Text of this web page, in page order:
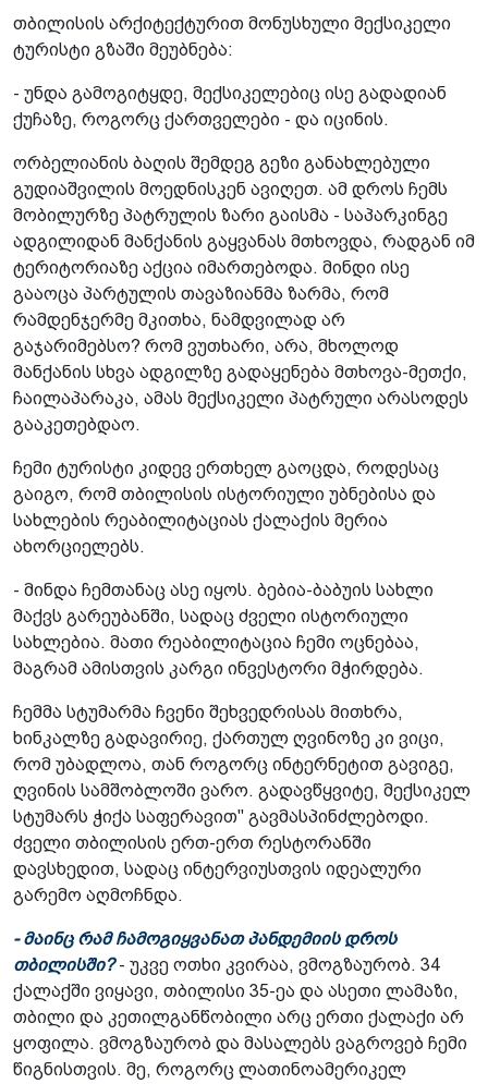
თბილისის არქიტექტურით მონუსხული მექსიკელი
ტურისტი გზაში მეუბნება:
- უნდა გამოგიტყდე, მექსიკელებიც ისე გადადიან
ქუჩაზე, როგორც ქართველები - და იცინის.
ორბელიანის ბაღის შემდეგ გეზი განახლებული
გუდიაშვილის მოედნისკენ ავიღეთ. ამ დროს ჩემს
მობილურზე პატრულის ზარი გაისმა - საპარკინგე
ადგილიდან მანქანის გაყვანას მთხოვდა, რადგან იმ
ტერიტორიაზე აქცია იმართებოდა. მინდი ისე
გააოცა პარტულის თავაზიანმა ზარმა, რომ
რამდენჯერმე მკითხა, ნამდვილად არ
გაჯარიმებსო? რომ ვუთხარი, არა, მხოლოდ
მანქანის სხვა ადგილზე გადაყენება მთხოვა-მეთქი,
ჩაილაპარაკა, ამას მექსიკელი პატრული არასოდეს
გააკეთებდაო.
ჩემი ტურისტი კიდევ ერთხელ გაოცდა, როდესაც
გაიგო, რომ თბილისის ისტორიული უბნებისა და
სახლების რეაბილიტაციას ქალაქის მერია
ახორციელებს.
- მინდა ჩემთანაც ასე იყოს. ბებია-ბაბუის სახლი
მაქვს გარეუბანში, სადაც ძველი ისტორიული
სახლებია. მათი რეაბილიტაცია ჩემი ოცნებაა,
მაგრამ ამისთვის კარგი ინვესტორი მჭირდება.
ჩემმა სტუმარმა ჩვენი შეხვედრისას მითხრა,
ხინკალზე გადავირიე, ქართულ ღვინოზე კი ვიცი,
რომ უბადლოა, თან როგორც ინტერნეტით გავიგე,
ღვინის სამშობლოში ვარო. გადავწყვიტე, მექსიკელ
სტუმარს ჭიქა საფერავით" გავმასპინძლებოდი.
ძველი თბილისის ერთ-ერთ რესტორანში
დავსხედით, სადაც ინტერვიუსთვის იდეალური
გარემო აღმოჩნდა.
- მაინც რამ ჩამოგიყვანათ პანდემიის დროს
თბილისში?- უკვე ოთხი კვირაა, ვმოგზაურობ. 34
ქალაქში ვიყავი, თბილისი 35-ეა და ასეთი ლამაზი,
თბილი და კეთილგანწობილი არც ერთი ქალაქი არ
ყოფილა. ვმოგზაურობ და მასალებს ვაგროვებ ჩემი
წიგნისთვის. მე, როგორც ლათინოამერიკელ